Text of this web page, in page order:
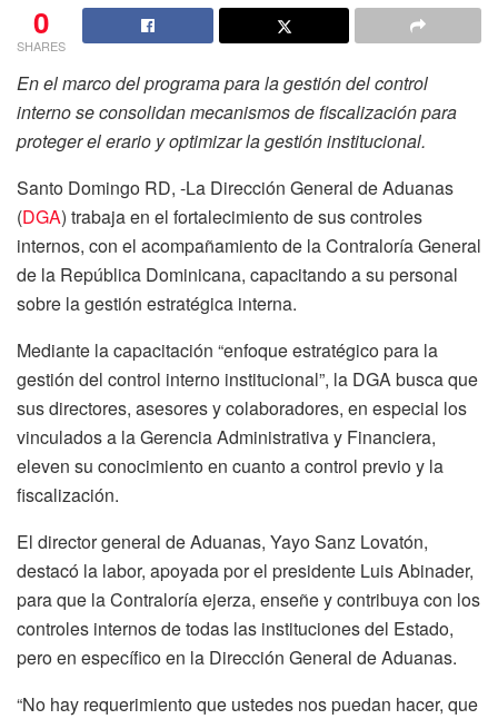
0
SHARES
En el marco del programa para la gestión del control
interno se consolidan mecanismos de fiscalización para
proteger el erario y optimizar la gestión institucional.
Santo Domingo RD, -La Dirección General de Aduanas
(DGA) trabaja en el fortalecimiento de sus controles
internos, con el acompañamiento de la Contraloría General
de la República Dominicana, capacitando a su personal
sobre la gestión estratégica interna.
Mediante la capacitación “enfoque estratégico para la
gestión del control interno institucional”, la DGA busca que
sus directores, asesores y colaboradores, en especial los
vinculados a la Gerencia Administrativa y Financiera,
eleven su conocimiento en cuanto a control previo y la
fiscalización.
El director general de Aduanas, Yayo Sanz Lovatón,
destacó la labor, apoyada por el presidente Luis Abinader,
para que la Contraloría ejerza, enseñe y contribuya con los
controles internos de todas las instituciones del Estado,
pero en específico en la Dirección General de Aduanas.
“No hay requerimiento que ustedes nos puedan hacer, que